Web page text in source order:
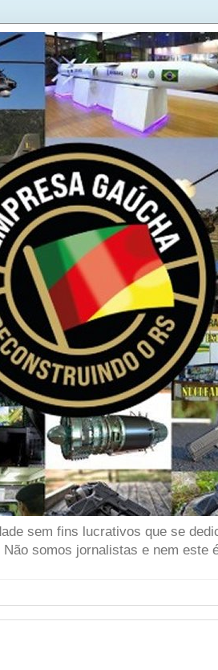
sem fins lucrativos que se
somos jornalistas e nem este